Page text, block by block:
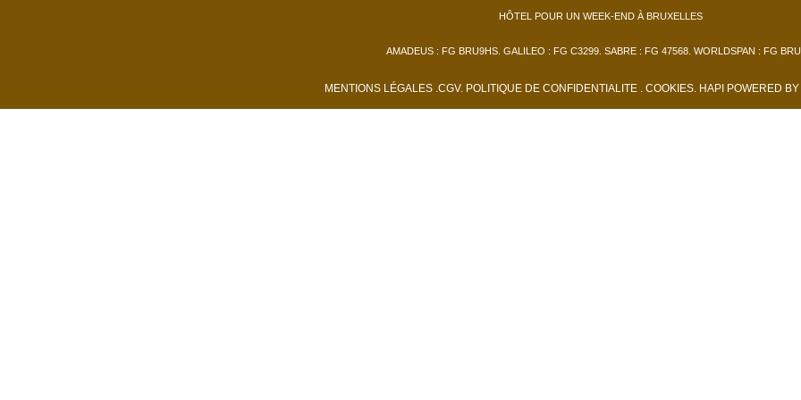
HÔTEL POUR UN WEEK-END À BRUXELLES
AMADEUS : FG BRU9HS. GALILEO : FG C3299. SABRE : FG 47568. WORLDSPAN : FG
MENTIONS LÉGALES .CGV. POLITIQUE DE CONFIDENTIALITE . COOKIES. HAPI POWERED BY